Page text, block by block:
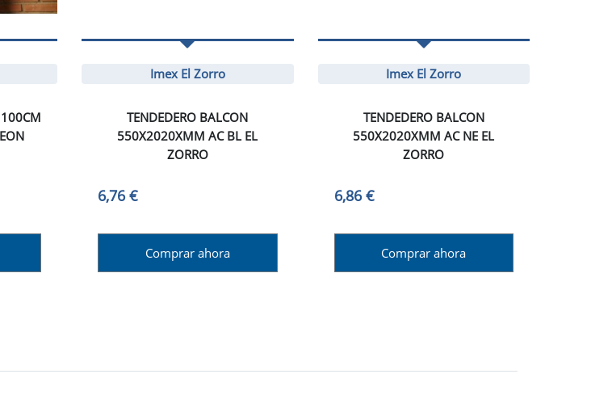
100CM
Imex El Zorro
TENDEDERO BALCON
550X2020XMM AC BL EL
ZORRO
6,76 €
Comprar ahora
Imex El Zorro
TENDEDERO BALCON
550X2020XMM AC NE EL
ZORRO
6,86 €
Comprar ahora